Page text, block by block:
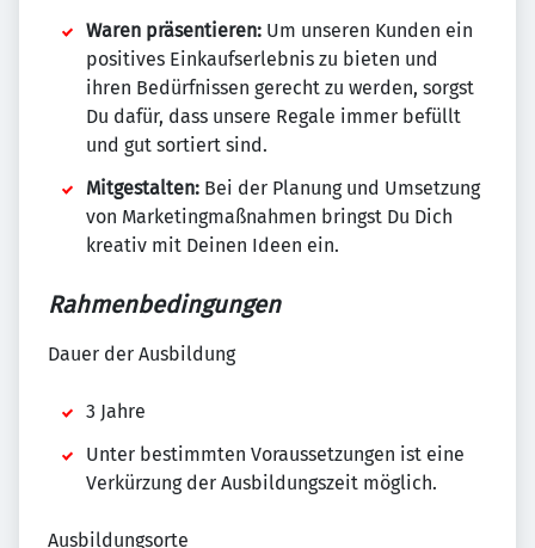
Waren präsentieren: Um unseren Kunden ein
positives Einkaufserlebnis zu bieten und
ihren Bedürfnissen gerecht zu werden, sorgst
Du dafür, dass unsere Regale immer befüllt
und gut sortiert sind.
Mitgestalten: Bei der Planung und Umsetzung
von Marketingmaßnahmen bringst Du Dich
kreativ mit Deinen Ideen ein.
Rahmenbedingungen
Dauer der Ausbildung
3 Jahre
Unter bestimmten Voraussetzungen ist eine
Verkürzung der Ausbildungszeit möglich.
Ausbildungsorte